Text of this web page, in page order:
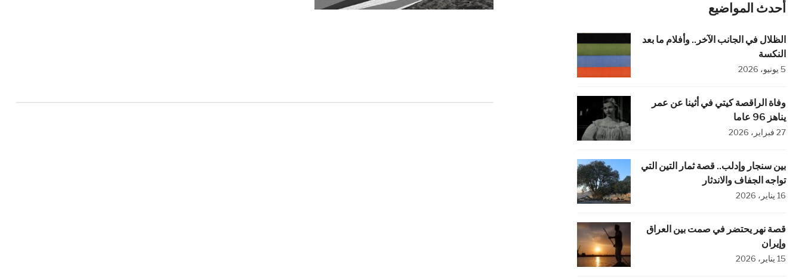
أحدث المواضيع
الظلال في الجانب الآخر.. وأفلام ما بعد
النكسة
5 يونيو، 2026
وفاة الراقصة كيتي في أثينا عن عمر
يناهز 96 عاما
27 فبراير، 2026
بين سنجار وإدلب.. قصة ثمار التين التي
تواجه الجفاف والاندثار
16 يناير، 2026
قصة نهر يحتضر في صمت بين العراق
وإيران
15 يناير، 2026